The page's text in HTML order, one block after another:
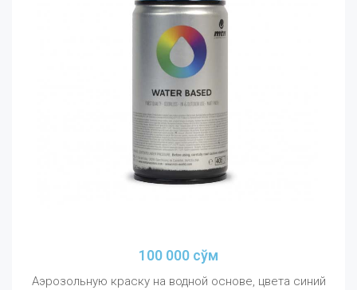
100 000 сўм
Аэрозольную краску на водной основе, цвета синий